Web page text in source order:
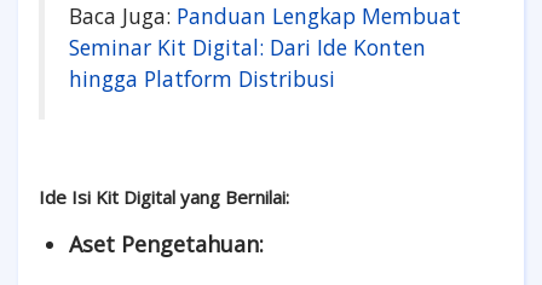
Baca Juga: Panduan Lengkap Membuat
Seminar Kit Digital: Dari Ide Konten
hingga Platform Distribusi
Ide Isi Kit Digital yang Bernilai:
Aset Pengetahuan: